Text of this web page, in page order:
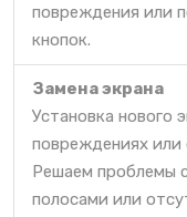
повреждения или
кнопок.
Замена экрана
Установка нового
повреждениях или
Решаем проблемы
полосами или